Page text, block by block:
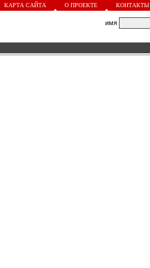
КАРТА САЙТА О ПРОЕКТЕ КОНТАКТЫ
имя